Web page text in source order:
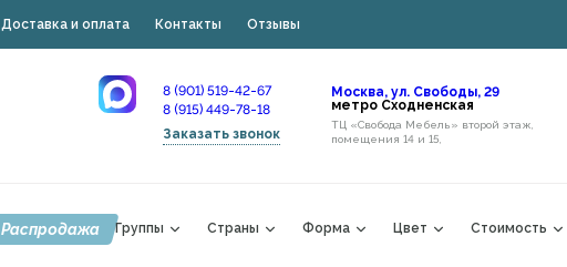
Доставка и оплата Контакты Отзывы
8 (901) 519-42-67
8 (915) 449-78-18
Заказать звонок
Москва, ул. Свободы, 29
метро Сходненская
ТЦ «Свобода Мебель» второй этаж,
помещения 14 и 15,
Распродажа Группы Страны Форма Цвет Стоимость